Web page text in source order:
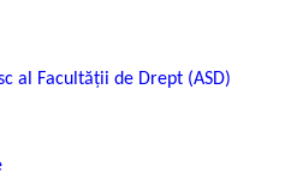
al Facultății de Drept (ASD)